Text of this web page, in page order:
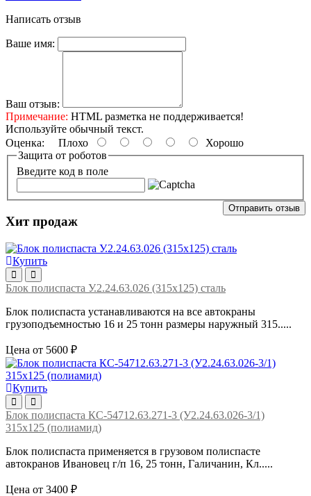
Написать отзыв
Ваше имя:
Ваш отзыв:
Примечание: HTML разметка не поддерживается!
Используйте обычный текст.
Оценка: Плохо
Хорошо
Защита от роботов
Введите код в поле
Отправить отзыв
Хит продаж
Купить
Блок полиспаста У.2.24.63.026 (315х125) сталь
Блок полиспаста устанавливаются на все автокраны
грузоподъемностью 16 и 25 тонн размеры наружный 315.....
Цена от 5600 ₽
Купить
Блок полиспаста КС-54712.63.271-3 (У2.24.63.026-3/1)
315х125 (полиамид)
Блок полиспаста применяется в грузовом полиспасте
автокранов Ивановец г/п 16, 25 тонн, Галичанин, Кл.....
Цена от 3400 ₽